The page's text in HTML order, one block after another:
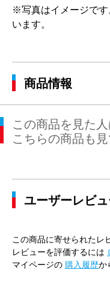
※写真はイメージで
います。
商品情報
この商品を見た人
こちらの商品も
ユーザーレビ
この商品に寄せられたレ
レビューを評価するには
マイページの 購入履歴か